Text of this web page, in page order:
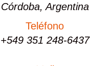
Córdoba, Argentina
Teléfono
+549 351 248-6437